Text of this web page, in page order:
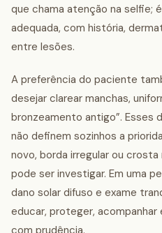
que chama atenção na selfie;
adequada, com história,
entre lesões.
A preferência do paciente
desejar clarear manchas,
bronzeamento antigo”. Esses
não definem sozinhos a
novo, borda irregular ou
pode ser investigar. Em uma
dano solar difuso e exame
educar, proteger,
com prudência.